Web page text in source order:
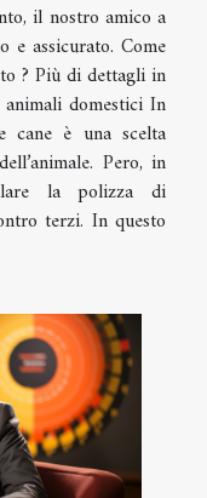
il nostro amico a
e assicurato. Come
? Più di dettagli in
domestici In
cane è una scelta
Pero, in
la polizza di
terzi. In questo